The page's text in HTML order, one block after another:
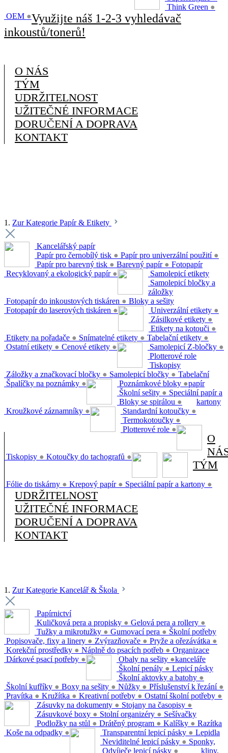
Think Green ●
OEM ●Využijte náš 1-2-3 vyhledávač
inkoustů/tonerů!
O NÁS
TÝM
UDRŽITELNOST
UŽITEČNÉ INFORMACE
DORUČENÍ A DOPRAVA
KONTAKT
1. Zur Kategorie Papír & Etikety
Kancelářský papír
Papír pro černobílý tisk ● Papír pro univerzální použití ●
Papír pro barevný tisk ● Barevný papír ●
Recyklovaný a ekologický papír ●
Fotopapír
Fotopapír do inkoustových tiskáren ●
Fotopapír do laserových tiskáren ●
Samolepicí etikety
Univerzální etikety ●
Zásilkové etikety ●
Etikety na kotouči ●
Etikety na pořadače ● Snímatelné etikety ● Tabelační etikety ●
Ostatní etikety ● Cenové etikety ●
Samolepicí bločky a
záložky
Samolepicí Z-bločky ●
Záložky a značkovací bločky ● Samolepicí bločky ●
Špalíčky na poznámky ●
Bloky a sešity
Poznámkové bloky ●
Školní sešity ●
Bloky se spirálou ●
Kroužkové záznamníky ●
Plotterové role
Standardní kotoučky ●
Termokotoučky ●
Plotterové role ●
Tiskopisy
Tiskopisy ● Kotoučky do tachografů ●
Tabelační
papír
Speciální papír a
kartony
Fólie do tiskárny ● Krepový papír ● Speciální papír a kartony ●
O
TÝM
UDRŽITELNOST
UŽITEČNÉ INFORMACE
DORUČENÍ A DOPRAVA
KONTAKT
1. Zur Kategorie Kancelář & Škola
Papírnictví
Kuličková pera a propisky ● Gelová pera a rollery ●
Tužky a mikrotužky ● Gumovací pera ●
Popisovače, fixy a linery ● Zvýrazňovače ● Pryže a ořezávátka ●
Korekční prostředky ● Náplně do psacích potřeb ●
Dárkové psací potřeby ●
Školní potřeby
Obaly na sešity ●
Školní penály ●
Školní aktovky a batohy ●
Školní kufříky ● Boxy na sešity ● Nůžky ● Příslušenství k řezání ●
Pravítka ● Kružítka ● Kreativní potřeby ● Ostatní školní potřeby ●
Organizace
kanceláře
Zásuvky na dokumenty ● Stojany na časopisy ●
Zásuvkové boxy ● Stolní organizéry ●
Podložky na stůl ● Drátěný program ● Kalíšky ●
Koše na odpadky ●
Lepicí pásky
Transparentní lepicí pásky ●
Neviditelné lepicí pásky ●
Odvíječe lepicí pásky ●
Sešívačky
Razítka
Lepidla
Sponky,
klipy,